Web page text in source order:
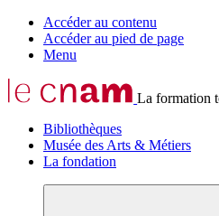
Accéder au contenu
Accéder au pied de page
Menu
La formation
Bibliothèques
Musée des Arts & Métiers
La fondation